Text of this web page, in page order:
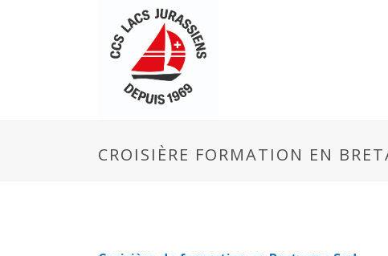
CROISIÈRE FORMATION EN